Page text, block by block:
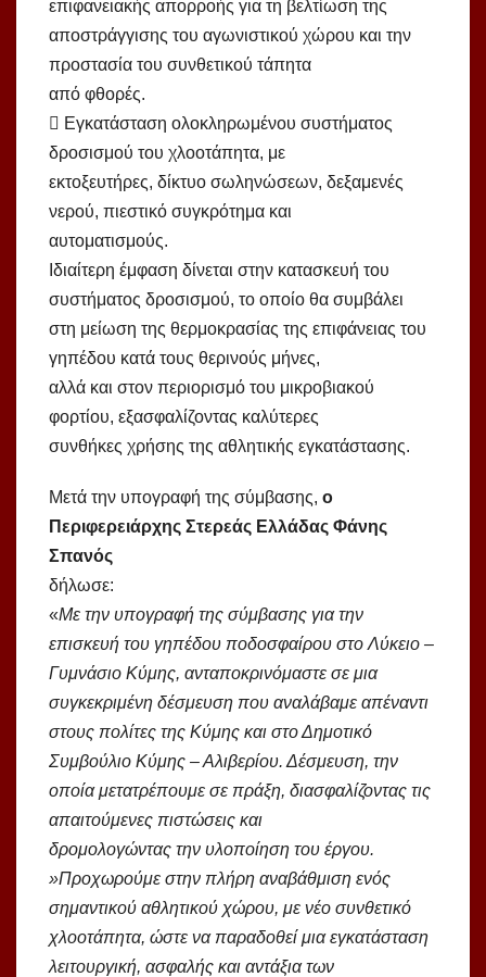
επιφανειακής απορροής για τη βελτίωση της
αποστράγγισης του αγωνιστικού χώρου και την
προστασία του συνθετικού τάπητα
από φθορές.
 Εγκατάσταση ολοκληρωμένου συστήματος
δροσισμού του χλοοτάπητα, με
εκτοξευτήρες, δίκτυο σωληνώσεων, δεξαμενές
νερού, πιεστικό συγκρότημα και
αυτοματισμούς.
Ιδιαίτερη έμφαση δίνεται στην κατασκευή του
συστήματος δροσισμού, το οποίο θα συμβάλει
στη μείωση της θερμοκρασίας της επιφάνειας του
γηπέδου κατά τους θερινούς μήνες,
αλλά και στον περιορισμό του μικροβιακού
φορτίου, εξασφαλίζοντας καλύτερες
συνθήκες χρήσης της αθλητικής εγκατάστασης.
Μετά την υπογραφή της σύμβασης, ο
Περιφερειάρχης Στερεάς Ελλάδας Φάνης
Σπανός
δήλωσε:
«Με την υπογραφή της σύμβασης για την
επισκευή του γηπέδου ποδοσφαίρου στο Λύκειο –
Γυμνάσιο Κύμης, ανταποκρινόμαστε σε μια
συγκεκριμένη δέσμευση που αναλάβαμε απέναντι
στους πολίτες της Κύμης και στο Δημοτικό
Συμβούλιο Κύμης – Αλιβερίου. Δέσμευση, την
οποία μετατρέπουμε σε πράξη, διασφαλίζοντας τις
απαιτούμενες πιστώσεις και
δρομολογώντας την υλοποίηση του έργου.
»Προχωρούμε στην πλήρη αναβάθμιση ενός
σημαντικού αθλητικού χώρου, με νέο συνθετικό
χλοοτάπητα, ώστε να παραδοθεί μια εγκατάσταση
λειτουργική, ασφαλής και αντάξια των